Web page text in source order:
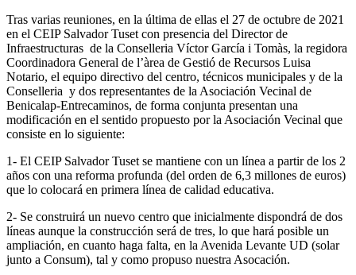
Tras varias reuniones, en la última de ellas el 27 de octubre de 2021
en el CEIP Salvador Tuset con presencia del Director de
Infraestructuras de la Conselleria Víctor García i Tomàs, la regidora
Coordinadora General de l’àrea de Gestió de Recursos Luisa
Notario, el equipo directivo del centro, técnicos municipales y de la
Conselleria y dos representantes de la Asociación Vecinal de
Benicalap-Entrecaminos, de forma conjunta presentan una
modificación en el sentido propuesto por la Asociación Vecinal que
consiste en lo siguiente:
1- El CEIP Salvador Tuset se mantiene con un línea a partir de los 2
años con una reforma profunda (del orden de 6,3 millones de euros)
que lo colocará en primera línea de calidad educativa.
2- Se construirá un nuevo centro que inicialmente dispondrá de dos
líneas aunque la construcción será de tres, lo que hará posible un
ampliación, en cuanto haga falta, en la Avenida Levante UD (solar
junto a Consum), tal y como propuso nuestra Asocación.